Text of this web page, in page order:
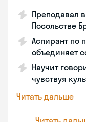
Преподавал
Посольстве
Аспирант по
объединяет
Научит
чувствуя
Читать дальше